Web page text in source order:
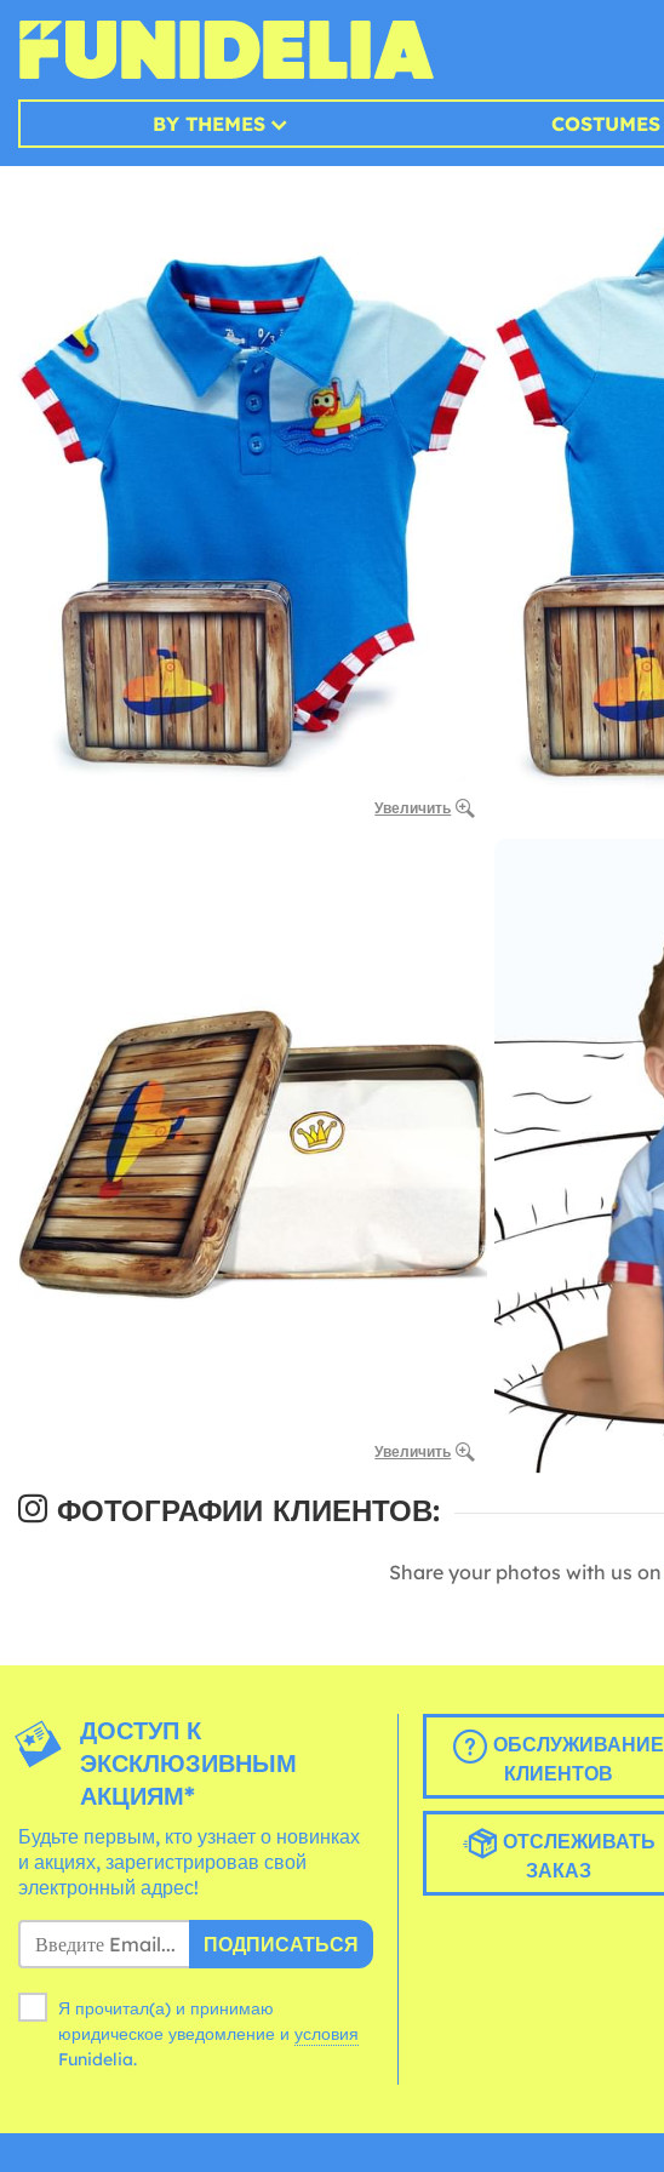
BY THEMES COSTUMES
Увеличить
Увеличить
ФОТОГРАФИИ КЛИЕНТОВ:
Share your photos with us on
ДОСТУП К
ЭКСКЛЮЗИВНЫМ
АКЦИЯМ*
Будьте первым, кто узнает о новинках
и акциях, зарегистрировав свой
электронный адрес!
ПОДПИСАТЬСЯ
Я прочитал(а) и принимаю
юридическое уведомление и условия
Funidelia.
ОБСЛУЖИВАНИЕ
КЛИЕНТОВ
ОТСЛЕЖИВАТЬ
ЗАКАЗ